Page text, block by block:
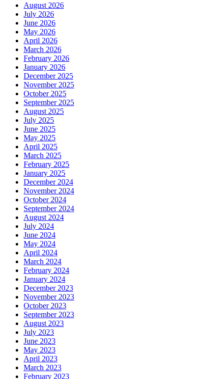
August 2026
July 2026
June 2026
May 2026
April 2026
March 2026
February 2026
January 2026
December 2025
November 2025
October 2025
September 2025
August 2025
July 2025
June 2025
May 2025
April 2025
March 2025
February 2025
January 2025
December 2024
November 2024
October 2024
September 2024
August 2024
July 2024
June 2024
May 2024
April 2024
March 2024
February 2024
January 2024
December 2023
November 2023
October 2023
September 2023
August 2023
July 2023
June 2023
May 2023
April 2023
March 2023
February 2023